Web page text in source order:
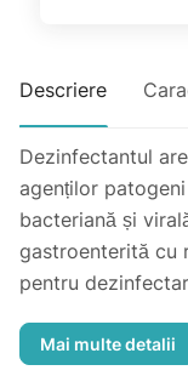
Descriere
Dezinfectantul
agenților
bacteriană și
gastroenterită cu
pentru